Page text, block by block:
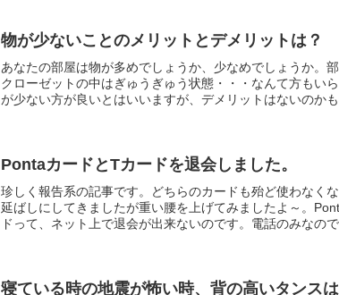
物が少ないことのメリットとデメリットは？
あなたの部屋は物が多めでしょうか、少なめでしょうか。
クローゼットの中はぎゅうぎゅう状態・・・なんて方もい
が少ない方が良いとはいいますが、デメリットはないのか
PontaカードとTカードを退会しました。
珍しく報告系の記事です。どちらのカードも殆ど使わなく
延ばしにしてきましたが重い腰を上げてみましたよ～。
ドって、ネット上で退会が出来ないのです。電話のみなの
寝ている時の地震が怖い時、背の高いタンス